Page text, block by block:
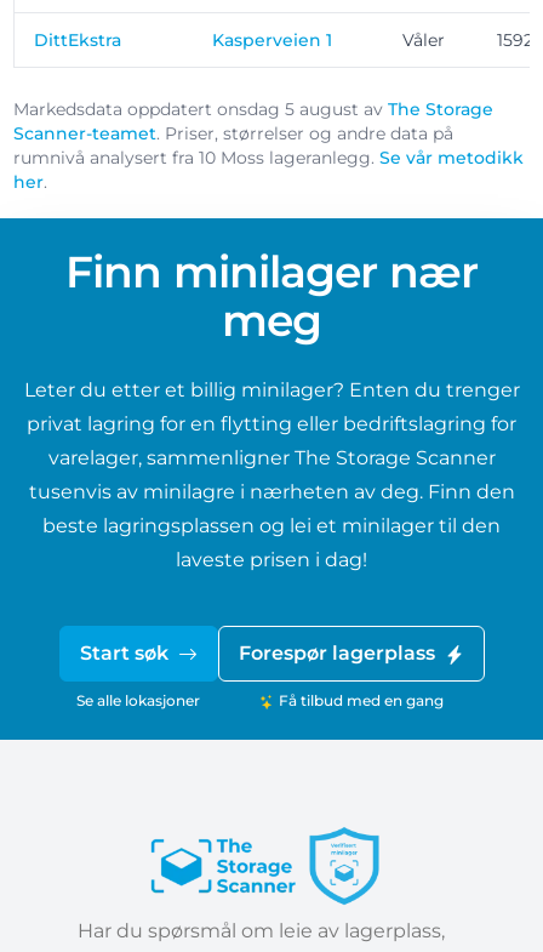
DittEkstra Kasperveien 1 Våler 1592
Markedsdata oppdatert onsdag 5 august avThe Storage
Scanner-teamet. Priser, størrelser og andre data på
rumnivå analysert fra 10 Moss lageranlegg.Se vår metodikk
her.
Finn minilager nær
meg
Leter du etter et billig minilager? Enten du trenger
privat lagring for en flytting eller bedriftslagring for
varelager, sammenligner The Storage Scanner
tusenvis av minilagre i nærheten av deg. Finn den
beste lagringsplassen og lei et minilager til den
laveste prisen i dag!
Start søk
Se alle lokasjoner
Forespør lagerplass
Få tilbud med en gang
Har du spørsmål om leie av lagerplass,